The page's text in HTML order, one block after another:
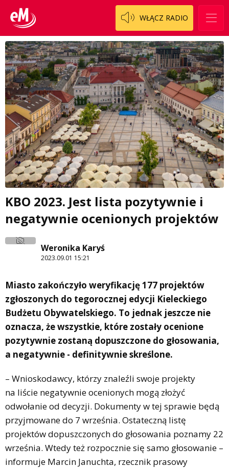
WŁĄCZ RADIO
KBO 2023. Jest lista pozytywnie i
negatywnie ocenionych projektów
Weronika Karyś
2023.09.01 15:21
Miasto zakończyło weryfikację 177 projektów
zgłoszonych do tegorocznej edycji Kieleckiego
Budżetu Obywatelskiego. To jednak jeszcze nie
oznacza, że wszystkie, które zostały ocenione
pozytywnie zostaną dopuszczone do głosowania,
a negatywnie - definitywnie skreślone.
– Wnioskodawcy, którzy znaleźli swoje projekty
na liście negatywnie ocenionych mogą złożyć
odwołanie od decyzji. Dokumenty w tej sprawie będą
przyjmowane do 7 września. Ostateczną listę
projektów dopuszczonych do głosowania poznamy 22
września. Wtedy też rozpocznie się samo głosowanie –
informuje Marcin Januchta, rzecznik prasowy